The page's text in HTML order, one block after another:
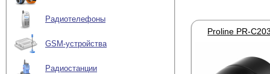
Радиотелефоны
GSM-устройства
Радиостанции